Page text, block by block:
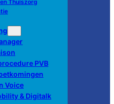
Thuiszorg
PVB
Voice
& Digitalk